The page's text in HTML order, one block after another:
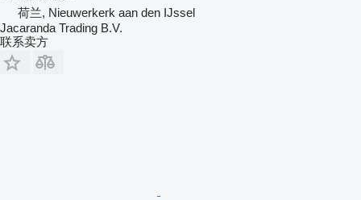
荷兰, Nieuwerkerk aan den IJssel
Jacaranda Trading B.V.
联系卖方